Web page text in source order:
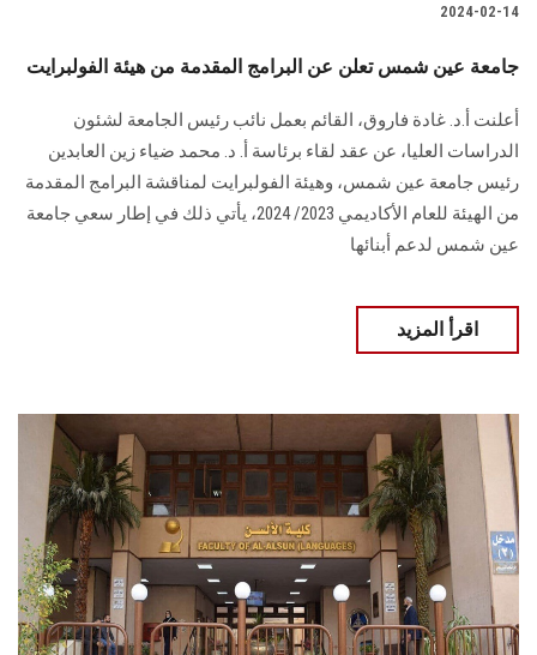
2024-02-14
جامعة عين شمس تعلن عن البرامج المقدمة من هيئة الفولبرايت
أعلنت أ.د. غادة فاروق، القائم بعمل نائب رئيس الجامعة لشئون
الدراسات العليا، عن ‏عقد لقاء برئاسة أ. د. محمد ضياء زين العابدين
رئيس جامعة عين شمس، وهيئة الفولبرايت ‏لمناقشة البرامج المقدمة
من الهيئة للعام الأكاديمي 2023/ 2024‏، يأتي ذلك في إطار سعي جامعة
عين شمس لدعم أبنائها
اقرأ المزيد